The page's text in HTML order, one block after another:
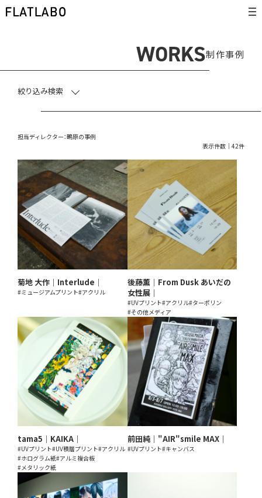
WORKS制作事例
絞り込み検索
担当ディレクター：鴫原の事例
表示件数｜42件
菊地 大作｜Interlude｜
#ミュージアムプリント#アクリル
後藤薫｜From Dusk あいだの
女性展｜
#UVプリント#アクリル#ターポリン
#その他メディア
tama5｜KAIKA｜
#UVプリント#UV積層プリント#アクリル
#ホログラム紙#アルミ複合板
#メタリック紙
前田純｜"AIR"smile MAX｜
#UVプリント#キャンバス